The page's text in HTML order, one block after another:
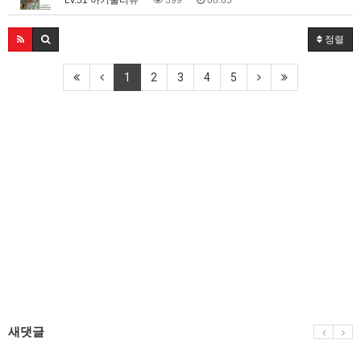
정렬
1 2 3 4 5
새댓글